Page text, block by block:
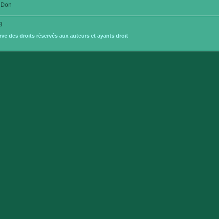
Don
des droits réservés aux auteurs et ayants droit